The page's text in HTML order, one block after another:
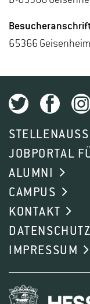
65366 Gei­sen­heim
JOBPORTAL
ALUMNI
CAMPUS
KONTAKT
DATENSCHUTZ
IMPRESSUM